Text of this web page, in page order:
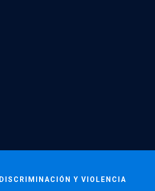
DISCRIMINACIÓN Y VIOLENCIA